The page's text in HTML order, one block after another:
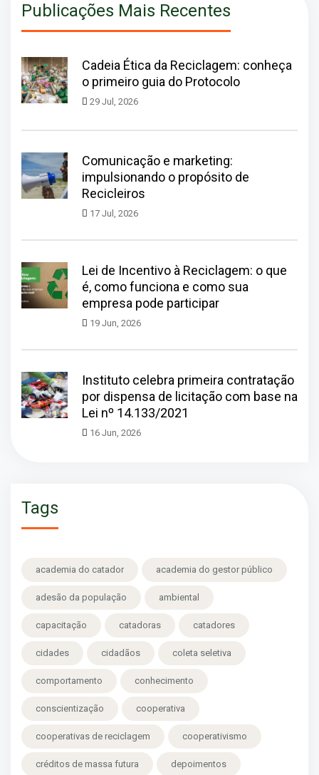
Publicações Mais Recentes
Cadeia Ética da Reciclagem: conheça
o primeiro guia do Protocolo
29 Jul, 2026
Comunicação e marketing:
impulsionando o propósito de
Recicleiros
17 Jul, 2026
Lei de Incentivo à Reciclagem: o que
é, como funciona e como sua
empresa pode participar
19 Jun, 2026
Instituto celebra primeira contratação
por dispensa de licitação com base na
Lei nº 14.133/2021
16 Jun, 2026
Tags
academia do catador academia do gestor público
adesão da população ambiental
capacitação catadoras catadores
cidades cidadãos coleta seletiva
comportamento conhecimento
conscientização cooperativa
cooperativas de reciclagem cooperativismo
créditos de massa futura depoimentos